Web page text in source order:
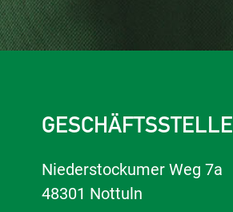
GESCHÄFTSSTELLE
Niederstockumer Weg 7a
48301 Nottuln